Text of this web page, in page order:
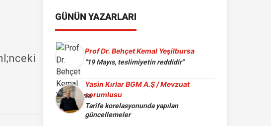
GÜNÜN YAZARLARI
Prof Dr. Behçet Kemal Yeşilbursa
"19 Mayıs, teslimiyetin reddidir"
Yasin Kırlar BGM A.Ş / Mevzuat
sorumlusu
Tarife korelasyonunda yapılan
güncellemeler